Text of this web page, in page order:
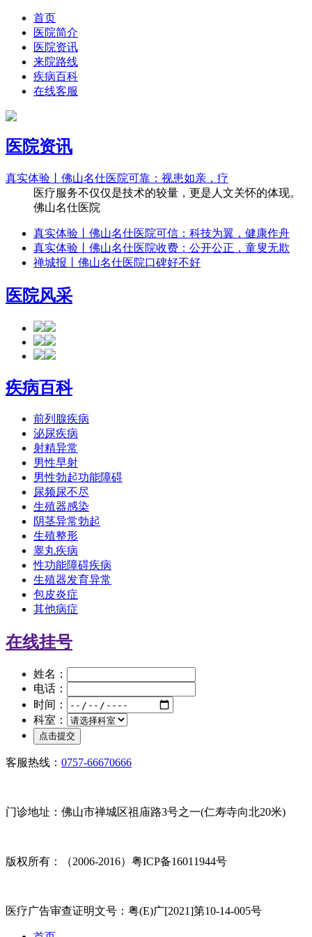
首页
医院简介
医院资讯
来院路线
疾病百科
在线客服
医院资讯
真实体验丨佛山名仕医院可靠：视患如亲，疗
医疗服务不仅仅是技术的较量，更是人文关怀的体现。
佛山名仕医院
真实体验丨佛山名仕医院可信：科技为翼，健康作舟
真实体验丨佛山名仕医院收费：公开公正，童叟无欺
禅城报丨佛山名仕医院口碑好不好
医院风采
疾病百科
前列腺疾病
泌尿疾病
射精异常
男性早射
男性勃起功能障碍
尿频尿不尽
生殖器感染
阴茎异常勃起
生殖整形
睾丸疾病
性功能障碍疾病
生殖器发育异常
包皮炎症
其他病症
在线挂号
姓名：
电话：
时间：
科室：
客服热线： 0757-66670666
门诊地址：佛山市禅城区祖庙路3号之一(仁寿寺向北20米)
版权所有：（2006-2016）粤ICP备16011944号
医疗广告审查证明文号：粤(E)广[2021]第10-14-005号